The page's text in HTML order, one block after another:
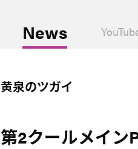
News
黄泉のツガイ
第2クールメイン